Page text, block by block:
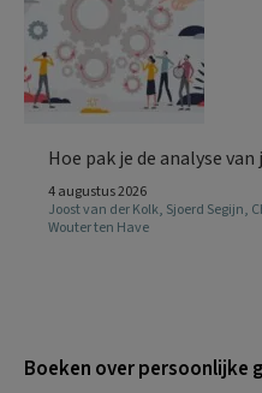
Hoe pak je de analyse
4 augustus 2026
Joost van der Kolk, Sjoerd Segijn,
Wouter ten Have
Boeken over persoonlijke